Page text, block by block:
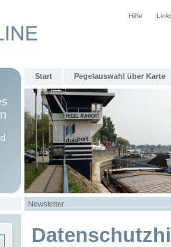
Hilfe
Start Pegelauswahl über Karte
Newsletter